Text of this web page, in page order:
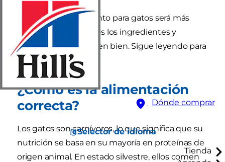
Dónde comprar
Selector de idioma
Tienda
Elegir el mejor alimento para gatos será más
sencillo si tienes claros los ingredientes y
vitaminas que le hacen bien. Sigue leyendo para
conocer más.
¿Cómo es la alimentación
correcta?
Los gatos son carnívoros, lo que significa que su
nutrición se basa en su mayoría en proteínas de
origen animal. En estado silvestre, ellos comen